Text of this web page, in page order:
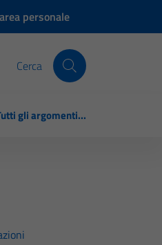
personale
Cerca
gli argomenti...